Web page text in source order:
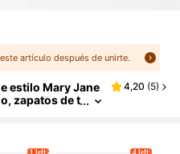
artículo después de unirte.
estilo Mary Jane
zapatos de t
4,20 (5)
1 left 4 left